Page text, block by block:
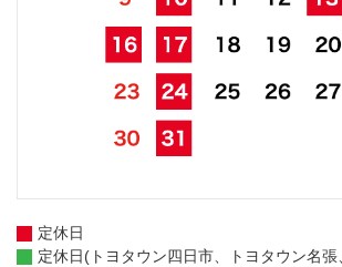
定休日
定休日(トヨタウン四日市、トヨタウン名